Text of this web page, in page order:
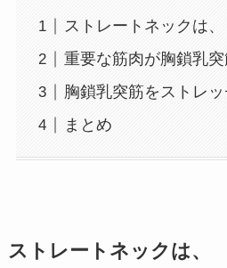
ストレートネックは、
重要な筋肉が胸鎖乳突
胸鎖乳突筋をストレッ
まとめ
ストレートネックは、